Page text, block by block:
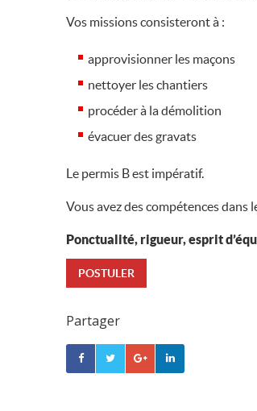
Vos missions consisteront à :
approvisionner les maçons
nettoyer les chantiers
procéder à la démolition
évacuer des gravats
Le permis B est impératif.
Vous avez des compétences
Ponctualité, rigueur, esprit
POSTULER
Partager